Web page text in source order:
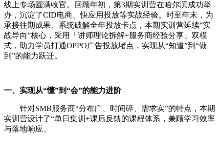
线上专场圆满收官。回顾年初，第3期实训营在哈尔滨成功举
办，沉淀了CID电商、快应用投放等实战经验。时至年末，为
承接往期成果、系统破解全年投放卡点，本期实训营延续“实
战导向”核心，采用「讲师理论拆解+服务商经验分享」双模
式，助力学员打通OPPO广告投放堵点，实现从“知道”到“做
到”的能力跃迁。
一、实现从“懂”到“会”的能力进阶
针对SMB服务商“分布广、时间碎、需求实”的特点，本期
实训营设计了“单日集训+课后反馈的课程体系，兼顾学习效率
与落地响应。